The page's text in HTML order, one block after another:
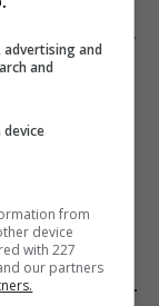
пост
ПЕРШИЙ»
and
and
from
device
with 227
our partners